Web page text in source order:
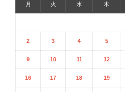
月 火 水 木
2 3 4 5
9 10 11 12
16 17 18 19